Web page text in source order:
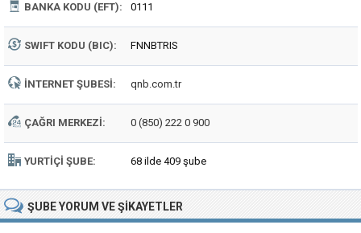
BANKA KODU (EFT): 0111
SWIFT KODU (BIC): FNNBTRIS
İNTERNET ŞUBESI: qnb.com.tr
ÇAĞRI MERKEZI: 0 (850) 222 0 900
YURTIÇI ŞUBE: 68 ilde 409 şube
ŞUBEYORUM VE ŞIKAYETLER